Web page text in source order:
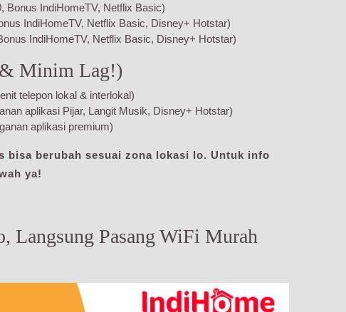
Bonus IndiHomeTV, Netflix Basic)
IndiHomeTV, Netflix Basic, Disney+ Hotstar)
IndiHomeTV, Netflix Basic, Disney+ Hotstar)
Minim Lag!)
telepon lokal & interlokal)
aplikasi Pijar, Langit Musik, Disney+ Hotstar)
aplikasi premium)
bisa berubah sesuai zona lokasi lo. Untuk info
ya!
Langsung Pasang WiFi Murah